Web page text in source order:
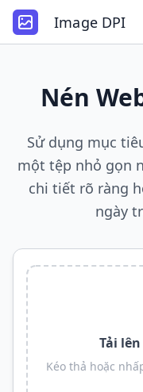
Image DPI
Nén
Sử dụng mục
một tệp nhỏ gọn
chi tiết rõ ràng
ngày
Tải
Kéo thả hoặc